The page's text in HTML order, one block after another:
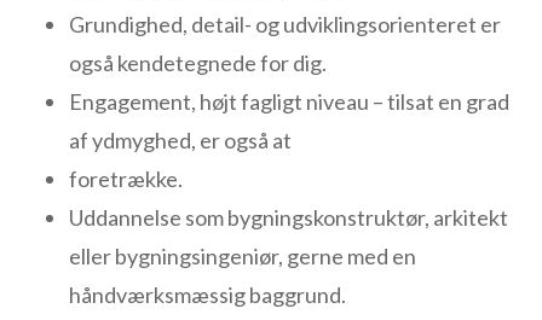
Grundighed, detail- og udviklingsorienteret er
også kendetegnede for dig.
Engagement, højt fagligt niveau – tilsat en grad
af ydmyghed, er også at
foretrække.
Uddannelse som bygningskonstruktør, arkitekt
eller bygningsingeniør, gerne med en
håndværksmæssig baggrund.